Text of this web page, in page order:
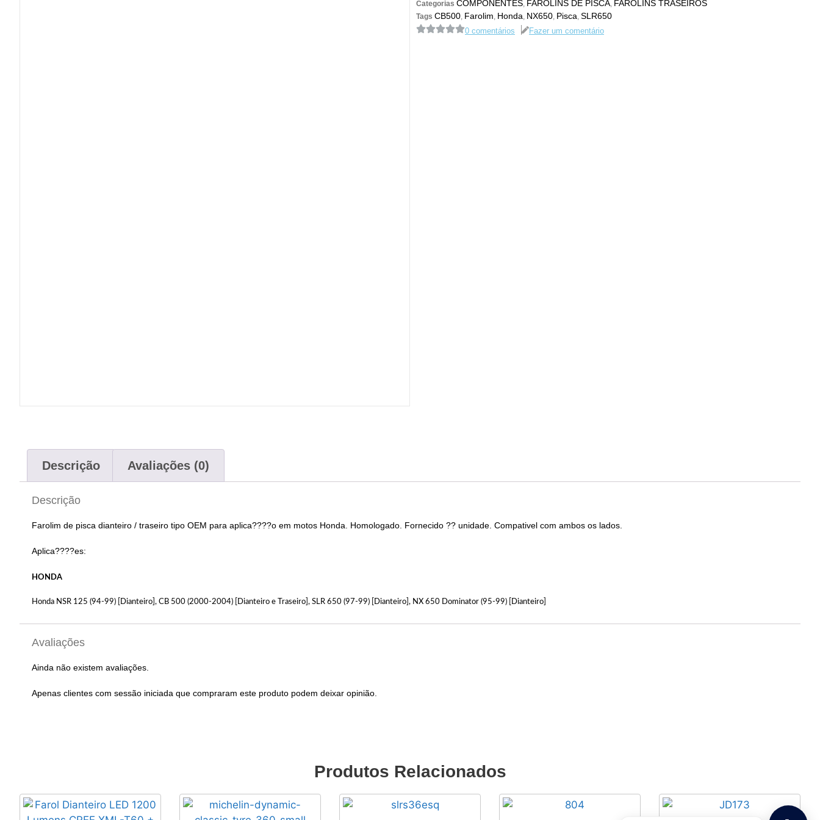
Categorias COMPONENTES FAROLINS DE PISCA FAROLINS TRASEIROS
Tags CB500 Farolim Honda NX650 Pisca SLR650
0 comentários Fazer um comentário
Descrição Avaliações (0)
Descrição
Farolim de pisca dianteiro / traseiro tipo OEM para aplica????o em motos Honda. Homologado. Fornecido ?? unidade. Compativel com ambos os lados.
Aplica????es:
HONDA
Honda NSR 125 (94-99) [Dianteiro], CB 500 (2000-2004) [Dianteiro e Traseiro], SLR 650 (97-99) [Dianteiro], NX 650 Dominator (95-99) [Dianteiro]
Avaliações
Ainda não existem avaliações.
Apenas clientes com sessão iniciada que compraram este produto podem deixar opinião.
Produtos Relacionados